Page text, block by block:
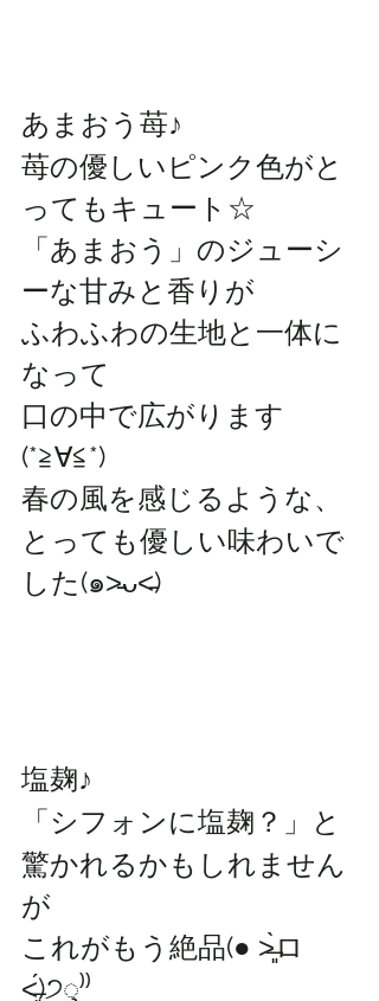
あまおう苺♪
苺の優しいピンク色がと
ってもキュート☆
「あまおう」のジューシ
ーな甘みと香りが
ふわふわの生地と一体に
なって
口の中で広がります
(*≧∀≦*)
春の風を感じるような、
とっても優しい味わいで
した(๑˃̵ᴗ˂̵)
塩麹♪
「シフォンに塩麹？」と
驚かれるかもしれません
が
これがもう絶品(● ˃̶͈̀ロ
˂̶͈́)੭ꠥ⁾⁾